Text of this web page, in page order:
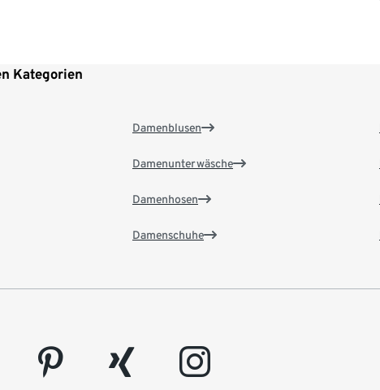
Kategorien
Damenblusen
Damenunterwäsche
Damenhosen
Damenschuhe
pinterest xing instagram